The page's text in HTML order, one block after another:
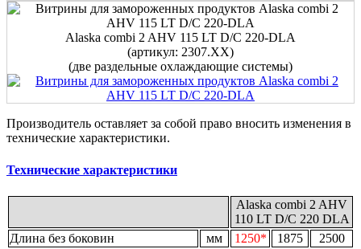
Alaska combi 2 AHV 115 LT D/C 220-DLA
(артикул: 2307.ХХ)
(две раздельные охлаждающие системы)
Производитель оставляет за собой право вносить изменения в
технические характеристики.
Технические характеристики
Alaska combi 2 AHV
110 LT D/C 220 DLA
Длина без боковин
мм 1250* 1875
2500